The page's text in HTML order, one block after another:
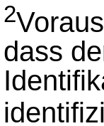
2
dass